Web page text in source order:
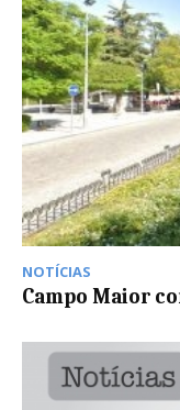
NOTÍCIAS
Campo Maior